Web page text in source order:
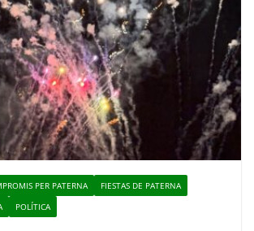
PER PATERNA
FIESTAS DE PATERNA
POLÍTICA